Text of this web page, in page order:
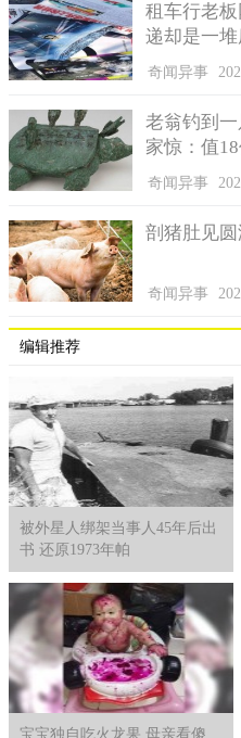
这艘船在海上行驶的时候
使得驾驶员无法辨认方向，导
水，便开始慢慢的下沉，船员
300多人救此丧命，而被救的人
灵船。
租车行老
递却是一堆
奇闻异事
老翁钓到
家惊：值
奇闻异事
剖猪肚见
奇闻异事
编辑推荐
被外星人绑架当事人45年后出
书 还原1973年帕
宝宝独自吃火龙果 母亲看傻